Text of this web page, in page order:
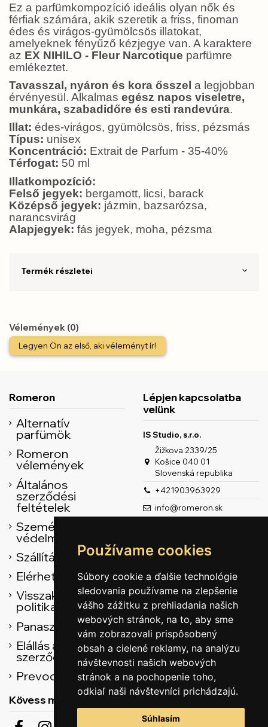
Používame cookies
Súbory cookie a ďalšie technológie
sledovania používame na zlepšenie
vášho zážitku z prehliadania našich
webových stránok, na to, aby sme
vám zobrazovali prispôsobený
obsah a cielené reklamy, na analýzu
návštevnosti našich webových
stránok a na pochopenie toho,
odkiaľ naši návštevníci prichádzajú.
Súhlasím
Ez a parfümkompozíció ideális olyan nők és
férfiak számára, akik szeretik a friss, finoman
édes és virágos-gyümölcsös illatokat,
amelyeknek fényűző kézjegye van. A karaktere
az EX NIHILO - Fleur Narcotique parfümre
emlékeztet.
Tavasszal, nyáron és kora ősszel a legjobban
érvényesül. Alkalmas egész napos viseletre,
munkára, szabadidőre és esti randevúra.
Illat: édes-virágos, gyümölcsös, friss, pézsmás
Típus: unisex
Koncentráció: Extrait de Parfum - 35-40%
Térfogat: 50 ml
Illatkompozíció:
Felső jegyek: bergamott, licsi, barack
Középső jegyek: jázmin, bazsarózsa,
narancsvirág
Alapjegyek: fás jegyek, moha, pézsma
Termék részletei
Vélemények (0)
Legyen Ön az első, aki véleményt ír!
Romeron
Alternatív
parfümök
Romeron
vélemények
Általános
szerződési
feltételek
Személyes adatok
védelme
Szállítás
Elérhetőség
Visszaküldési
politika
Panasz űrlap
Elállás az adásvételi
szerződéstől
Prevodník
Lépjen kapcsolatba
velünk
IS Studio, s.r.o.
Žižkova 2339/25
Košice 040 01
Slovenská republika
+421903963929
info@romeron.sk
Kövess minket